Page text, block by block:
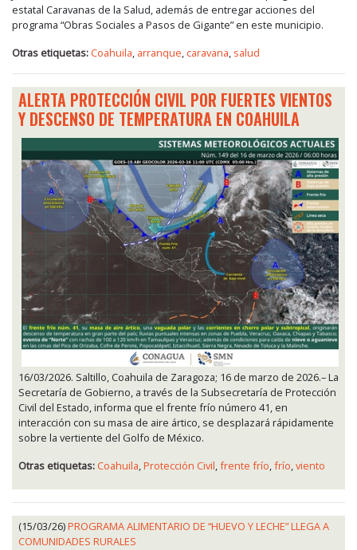
estatal Caravanas de la Salud, además de entregar acciones del
programa “Obras Sociales a Pasos de Gigante” en este municipio.
Otras etiquetas: Coahuila, arranque, caravana, salud
ALERTA PROTECCIÓN CIVIL POR FUERTES VIENTOS
Y DESCENSO DE TEMPERATURA EN COAHUILA
16/03/2026. Saltillo, Coahuila de Zaragoza; 16 de marzo de 2026.– La
Secretaría de Gobierno, a través de la Subsecretaría de Protección
Civil del Estado, informa que el frente frío número 41, en
interacción con su masa de aire ártico, se desplazará rápidamente
sobre la vertiente del Golfo de México.
Otras etiquetas: Coahuila,Protección Civil,frente frío,frío,viento
(15/03/26)PROGRAMA ALIMENTARIO DE “HUEVO Y LECHE” LLEGA A
COMUNIDADES RURALES